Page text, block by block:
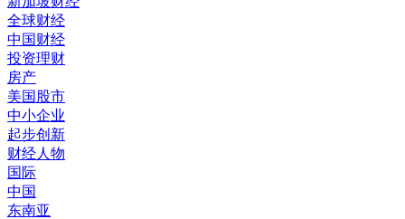
全球财经
中国财经
投资理财
房产
美国股市
中小企业
起步创新
财经人物
国际
中国
东南亚